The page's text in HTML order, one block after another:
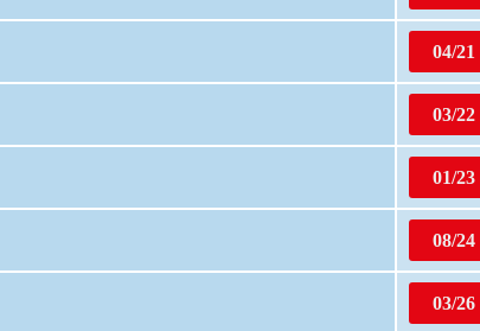
04/21
03/22
01/23
08/24
03/26